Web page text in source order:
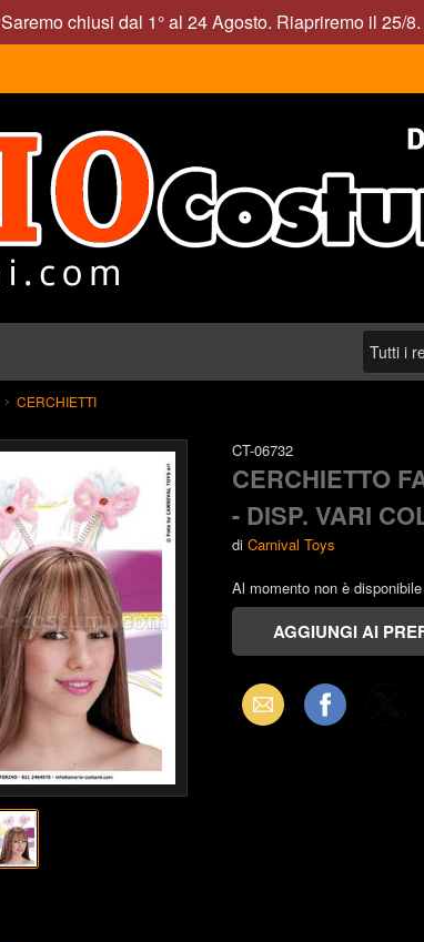
Saremo chiusi dal 1° al 24 Agosto. Riapriremo il 25/
CERCHIETTI
CT-06732
CERCHIETTO
- DISP. VARI
di Carnival Toys
Al momento non è disponibile
Email Facebook